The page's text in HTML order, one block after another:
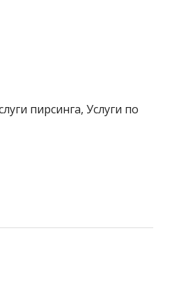
пирсинга, Услуги по